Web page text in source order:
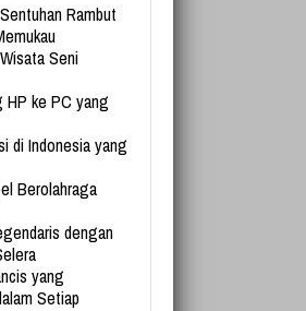
Rambut
Seni
HP ke PC yang
di Indonesia yang
Berolahraga
dengan
yang
Setiap